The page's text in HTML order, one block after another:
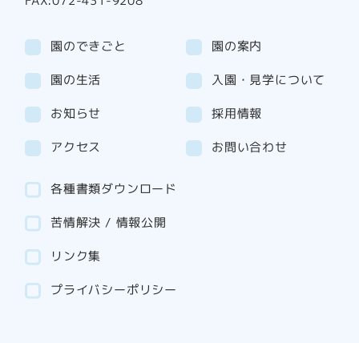
園のできごと 園の案内
園の生活 入園・見学について
お知らせ
採用情報
アクセス
お問い合わせ
各種書類ダウンロード
苦情解決 / 情報公開
リンク集
プライバシーポリシー